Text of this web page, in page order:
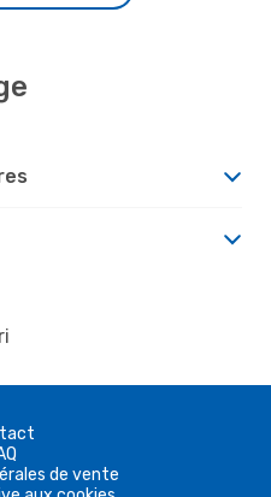
de vente